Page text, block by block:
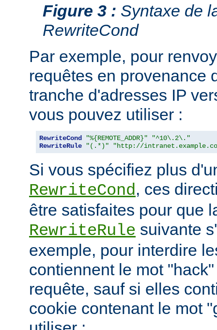
Figure 3 : Syntaxe de
RewriteCond
Par exemple, pour
requêtes en provenance
tranche d'adresses IP
vous pouvez utiliser :
RewriteCond "%{REMOTE_ADDR}"
"^10\.2\."
RewriteRule
"(.*)" "http://
Si vous spécifiez plus
RewriteCond, ces
être satisfaites pour que
RewriteRule suivante
exemple, pour interdire
contiennent le mot
requête, sauf si elles
cookie contenant le mot